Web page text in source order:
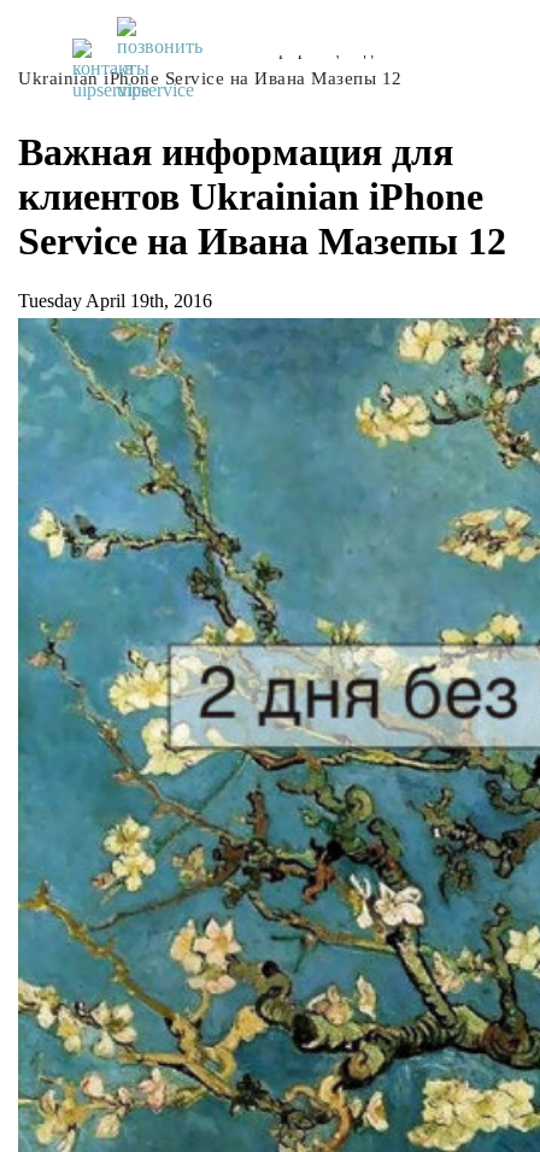
UiPservice »Блог»Важная информация для клиентов
Ukrainian iPhone Service на Ивана Мазепы 12
Важная информация для
клиентов Ukrainian iPhone
Service на Ивана Мазепы 12
Tuesday April 19th, 2016